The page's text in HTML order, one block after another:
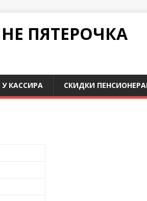
ПЯТЕРОЧКА
КАССИРА СКИДКИ